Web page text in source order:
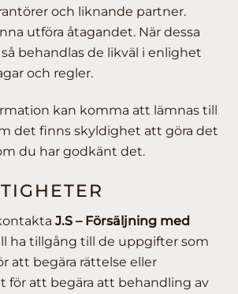
och liknande partner.
utföra åtagandet. När dessa
behandlas de likväl i enlighet
och regler.
kan komma att lämnas till
det finns skyldighet att göra det
du har godkänt det.
J.S – Försäljning med
ha tillgång till de uppgifter som
att begära rättelse eller
för att begära att behandling av